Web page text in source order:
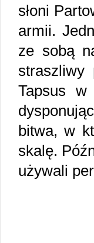
słoni
armii.
ze sobą
straszliwy
Tapsus w
bitwa, w
skalę.
używali